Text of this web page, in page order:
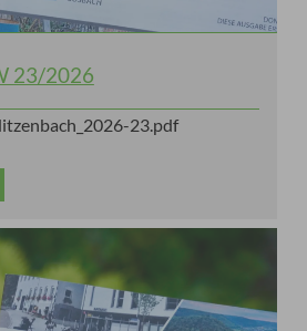
23/2026
23.pdf